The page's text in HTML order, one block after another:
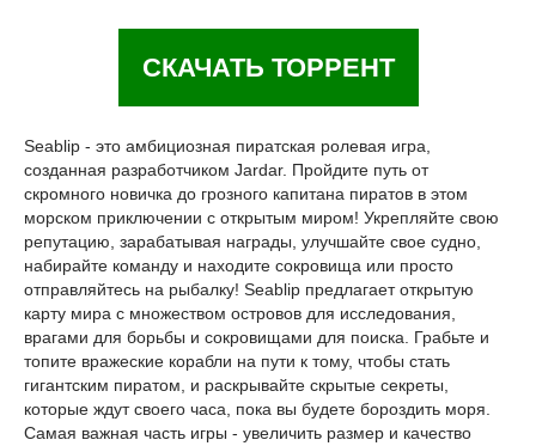
СКАЧАТЬ ТОРРЕНТ
Seablip - это амбициозная пиратская ролевая игра,
созданная разработчиком Jardar. Пройдите путь от
скромного новичка до грозного капитана пиратов в этом
морском приключении с открытым миром! Укрепляйте свою
репутацию, зарабатывая награды, улучшайте свое судно,
набирайте команду и находите сокровища или просто
отправляйтесь на рыбалку! Seablip предлагает открытую
карту мира с множеством островов для исследования,
врагами для борьбы и сокровищами для поиска. Грабьте и
топите вражеские корабли на пути к тому, чтобы стать
гигантским пиратом, и раскрывайте скрытые секреты,
которые ждут своего часа, пока вы будете бороздить моря.
Самая важная часть игры - увеличить размер и качество